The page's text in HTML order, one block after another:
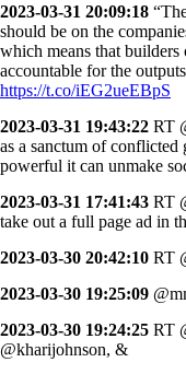
2023-03-31 20:09:18
should be on the
which means that builders
accountable for the
https://t.co/iEG2ueEBpS
2023-03-31 19:43:22 RT
as a sanctum of conflicted
powerful it can unmake
2023-03-31 17:41:43 RT
take out a full page ad in
2023-03-30 20:42:10 RT
2023-03-30 19:25:09
2023-03-30 19:24:25 RT
@kharijohnson, &